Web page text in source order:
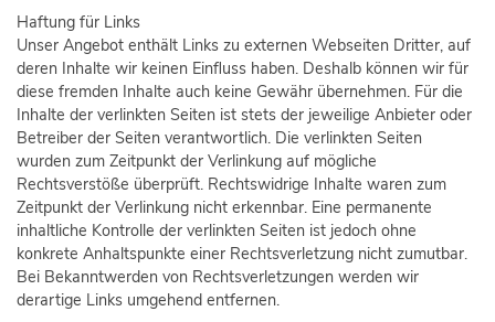
Haftung für Links
Unser Angebot enthält Links zu externen Webseiten Dritter, auf
deren Inhalte wir keinen Einfluss haben. Deshalb können wir für
diese fremden Inhalte auch keine Gewähr übernehmen. Für die
Inhalte der verlinkten Seiten ist stets der jeweilige Anbieter oder
Betreiber der Seiten verantwortlich. Die verlinkten Seiten
wurden zum Zeitpunkt der Verlinkung auf mögliche
Rechtsverstöße überprüft. Rechtswidrige Inhalte waren zum
Zeitpunkt der Verlinkung nicht erkennbar. Eine permanente
inhaltliche Kontrolle der verlinkten Seiten ist jedoch ohne
konkrete Anhaltspunkte einer Rechtsverletzung nicht zumutbar.
Bei Bekanntwerden von Rechtsverletzungen werden wir
derartige Links umgehend entfernen.